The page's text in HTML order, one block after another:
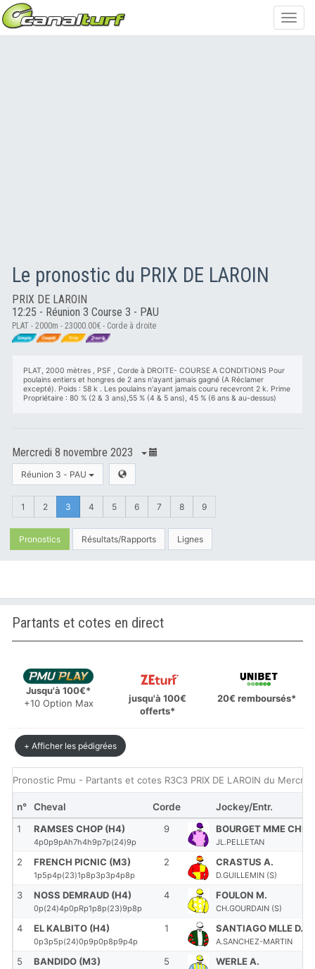
Le pronostic du PRIX DE LAROIN
PRIX DE LAROIN
12:25 - Réunion 3 Course 3 - PAU
PLAT - 2000m - 23000.00€ - Corde à droite
PLAT, 2000 mètres , PSF , Corde à DROITE- COURSE A CONDITIONS Pour
poulains entiers et hongres de 2 ans n'ayant jamais gagné (A Réclamer
excepté). Poids : 58 k . Les poulains n'ayant jamais couru recevront 2 k. Prime
Propriétaire : 80 % (2 & 3 ans),55 % (4 & 5 ans), 45 % (6 ans & au-dessus)
Mercredi 8 novembre 2023
Réunion 3 - PAU
1 2 3 4 5 6 7 8 9
Pronostics Résultats/Rapports Lignes
Partants et cotes en direct
Jusqu'à 100€*
+10 Option Max
jusqu'à 100€
offerts*
20€ remboursés*
+ Afficher les pédigrées
Pronostic Pmu - Partants et cotes R3C3 PRIX DE LAROIN du
n° Cheval Corde
Jockey/Entr.
1
RAMSES CHOP (H4)
4p0p9pAh7h4h9p7p(24)9p
9 BOURGET MME CHL.
JL.PELLETAN
2 FRENCH PICNIC (M3)
1p5p4p(23)1p8p3p3p4p8p
2 CRASTUS A.
D.GUILLEMIN (S)
3 NOSS DEMRAUD (H4)
0p(24)4p0pRp1p8p(23)9p8p
4 FOULON M.
CH.GOURDAIN (S)
4 EL KALBITO (H4)
0p3p5p(24)0p9p0p8p9p4p
1 SANTIAGO MLLE D.
A.SANCHEZ-MARTIN
5 BANDIDO (M3) 5 WERLE A.